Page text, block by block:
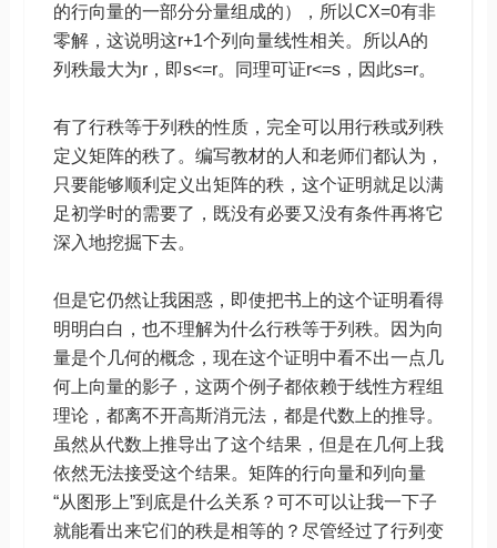
的行向量的一部分分量组成的），所以CX=0有非
零解，这说明这r+1个列向量线性相关。所以A的
列秩最大为r，即s<=r。同理可证r<=s，因此s=r。
有了行秩等于列秩的性质，完全可以用行秩或列秩
定义矩阵的秩了。编写教材的人和老师们都认为，
只要能够顺利定义出矩阵的秩，这个证明就足以满
足初学时的需要了，既没有必要又没有条件再将它
深入地挖掘下去。
但是它仍然让我困惑，即使把书上的这个证明看得
明明白白，也不理解为什么行秩等于列秩。因为向
量是个几何的概念，现在这个证明中看不出一点几
何上向量的影子，这两个例子都依赖于线性方程组
理论，都离不开高斯消元法，都是代数上的推导。
虽然从代数上推导出了这个结果，但是在几何上我
依然无法接受这个结果。矩阵的行向量和列向量
“从图形上”到底是什么关系？可不可以让我一下子
就能看出来它们的秩是相等的？尽管经过了行列变